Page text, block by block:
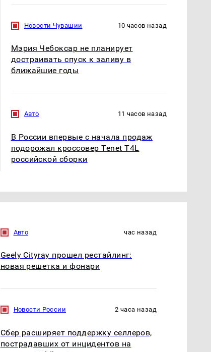
Новости Чувашии 10 часов назад
Мэрия Чебоксар не планирует
достраивать спуск к заливу в
ближайшие годы
Авто 11 часов назад
В России впервые с начала продаж
подорожал кроссовер Tenet T4L
российской сборки
Авто час назад
Geely Cityray прошел рестайлинг:
новая решетка и фонари
Новости России 2 часа назад
Сбер расширяет поддержку селлеров,
пострадавших от инцидентов на